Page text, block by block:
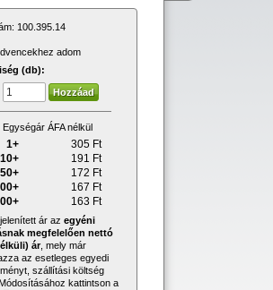
100.395.14
adom
(db):
Egységár ÁFA nélkül
1+ 305 Ft
10+
191 Ft
50+
172 Ft
167 Ft
163 Ft
ár az egyéni
megfelelően nettó
ár, mely már
az esetleges egyedi
szállítási költség
kattintson a